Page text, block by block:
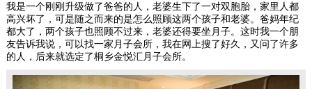
我是一个刚刚升级做了爸爸的人，老婆生下了一对双胞胎，家里人都
高兴坏了，可是随之而来的是怎么照顾这两个孩子和老婆。爸妈年纪
都大了，两个孩子也照顾不过来，老婆还得要坐月子。这时我一个朋
友告诉我说，可以找一家月子会所，我在网上搜了好久，又问了许多
的人，后来就选定了桐乡金悦汇月子会所。